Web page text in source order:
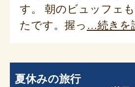
す。 朝のビュッフェ
たです。握っ
続きを
夏休みの旅行